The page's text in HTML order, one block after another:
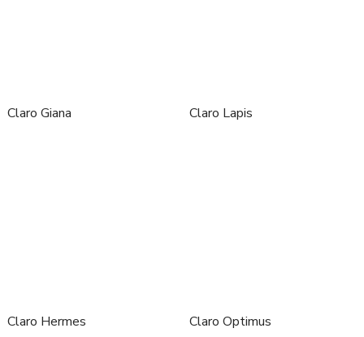
Claro Giana Claro Lapis
Claro Hermes Claro Optimus